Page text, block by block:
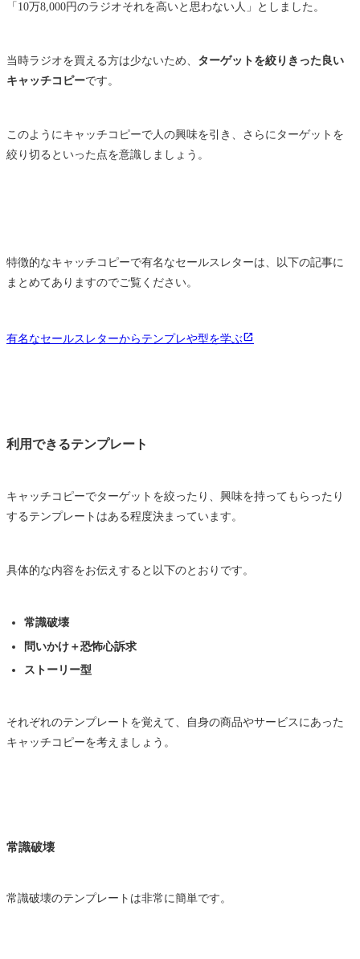
「10万8,000円のラジオそれを高いと思わない人」としました。
当時ラジオを買える方は少ないため、 ターゲットを絞りきった良い
キャッチコピーです。
このようにキャッチコピーで人の興味を引き、さらにターゲットを
絞り切るといった点を意識しましょう。
特徴的なキャッチコピーで有名なセールスレターは、以下の記事に
まとめてありますのでご覧ください。
有名なセールスレターからテンプレや型を学ぶ
利用できるテンプレート
キャッチコピーでターゲットを絞ったり、興味を持ってもらったり
するテンプレートはある程度決まっています。
具体的な内容をお伝えすると以下のとおりです。
常識破壊
問いかけ＋恐怖心訴求
ストーリー型
それぞれのテンプレートを覚えて、自身の商品やサービスにあった
キャッチコピーを考えましょう。
常識破壊
常識破壊のテンプレートは非常に簡単です。